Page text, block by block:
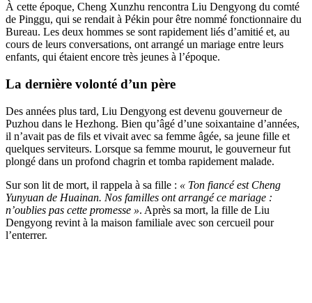
À cette époque, Cheng Xunzhu rencontra Liu Dengyong du comté
de Pinggu, qui se rendait à Pékin pour être nommé fonctionnaire du
Bureau. Les deux hommes se sont rapidement liés d’amitié et, au
cours de leurs conversations, ont arrangé un mariage entre leurs
enfants, qui étaient encore très jeunes à l’époque.
La dernière volonté d’un père
Des années plus tard, Liu Dengyong est devenu gouverneur de
Puzhou dans le Hezhong. Bien qu’âgé d’une soixantaine d’années,
il n’avait pas de fils et vivait avec sa femme âgée, sa jeune fille et
quelques serviteurs. Lorsque sa femme mourut, le gouverneur fut
plongé dans un profond chagrin et tomba rapidement malade.
Sur son lit de mort, il rappela à sa fille : « Ton fiancé est Cheng
Yunyuan de Huainan. Nos familles ont arrangé ce mariage :
n’oublies pas cette promesse ». Après sa mort, la fille de Liu
Dengyong revint à la maison familiale avec son cercueil pour
l’enterrer.